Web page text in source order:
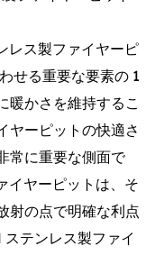
レス製ファイヤーピ
せる重要な要素の 1
暖かさを維持するこ
ヤーピットの快適さ
常に重要な側面で
イヤーピットは、そ
射の点で明確な利点
テンレス製ファイ